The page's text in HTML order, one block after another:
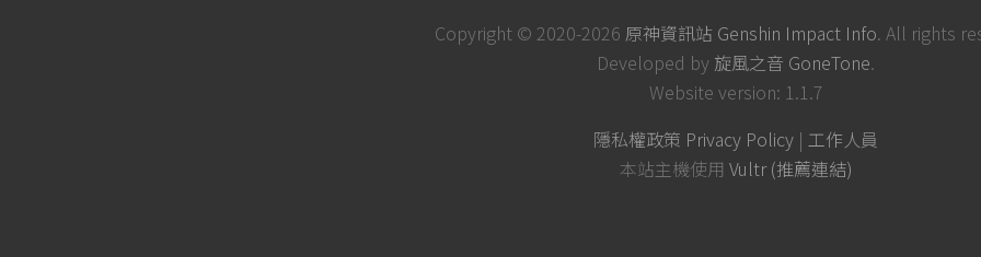
Copyright © 2020-2026 原神資訊站 Genshin Impact Info. All rights
Developed by 旋風之音 GoneTone.
Website version: 1.1.7
隱私權政策 Privacy Policy | 工作人員
本站主機使用 Vultr (推薦連結)